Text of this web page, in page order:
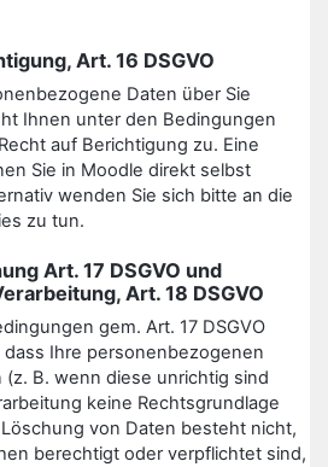
Art. 16 DSGVO
Daten über Sie
Ihnen unter den Bedingungen
auf Berichtigung zu. Eine
Sie in Moodle direkt selbst
wenden Sie sich bitte an die
zu tun.
Art. 17 DSGVO und
Art. 18 DSGVO
gem. Art. 17 DSGVO
Ihre personenbezogenen
B. wenn diese unrichtig sind
keine Rechtsgrundlage
von Daten besteht nicht,
berechtigt oder verpflichtet sind,